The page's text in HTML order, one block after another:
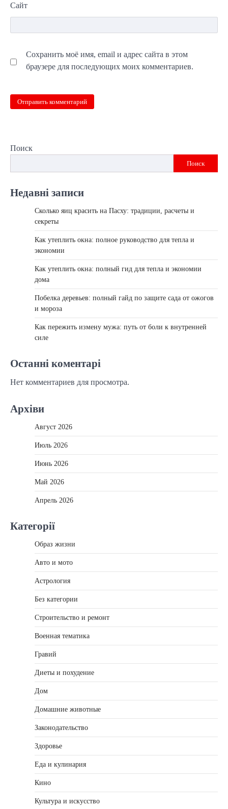
Сайт
Сохранить моё имя, email и адрес сайта в этом
браузере для последующих моих комментариев.
Поиск
Поиск
Недавні записи
Сколько яиц красить на Пасху: традиции, расчеты и
секреты
Как утеплить окна: полное руководство для тепла и
экономии
Как утеплить окна: полный гид для тепла и экономии
дома
Побелка деревьев: полный гайд по защите сада от ожогов
и мороза
Как пережить измену мужа: путь от боли к внутренней
силе
Останні коментарі
Нет комментариев для просмотра.
Архіви
Август 2026
Июль 2026
Июнь 2026
Май 2026
Апрель 2026
Категорії
Образ жизни
Авто и мото
Астрология
Без категории
Строительство и ремонт
Военная тематика
Гравий
Диеты и похудение
Дом
Домашние животные
Законодательство
Здоровье
Еда и кулинария
Кино
Культура и искусство